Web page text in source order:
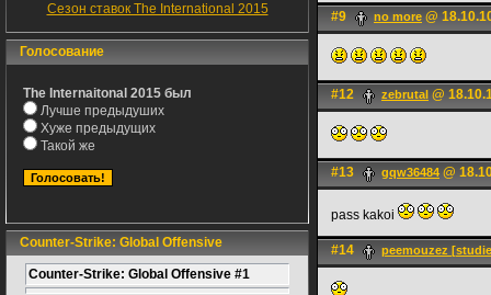
Сезон ставок The International 2015
Голосование
The Internaitonal 2015 был
Лучше предыдуших
Хуже предыдущих
Такой же
Counter-Strike: Global Offensive
Counter-Strike: Global Offensive #1
#9 no more @
#12 zebrutal @
#13 gqw36484 @
pass kakoi
#14 peemouzez